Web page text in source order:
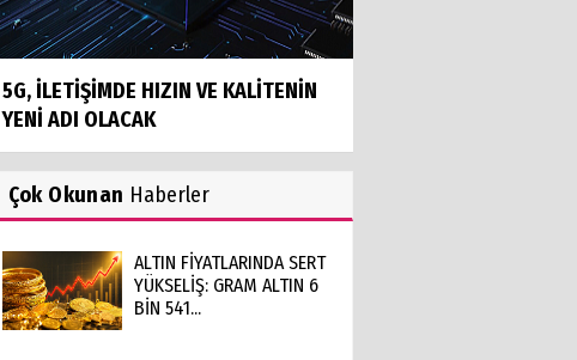
5G, İLETİŞİMDE HIZIN VE KALİTENİN
YENİ ADI OLACAK
Çok Okunan Haberler
ALTIN FİYATLARINDA SERT
YÜKSELİŞ: GRAM ALTIN 6
BİN 541...